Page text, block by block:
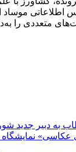
موساد
متعددی را
به دبیر جدید
عکاسی»